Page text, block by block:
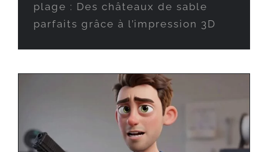
plage : Des châteaux de sable
parfaits grâce à l’impression 3D